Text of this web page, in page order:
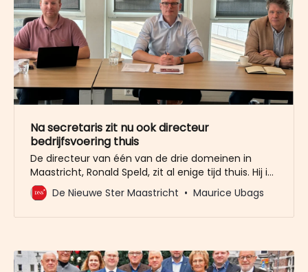
Na secretaris zit nu ook directeur
bedrijfsvoering thuis
De directeur van één van de drie domeinen in
Maastricht, Ronald Speld, zit al enige tijd thuis. Hij is
niet meer actief als hoogste baas van het domein
Bedrijfsvoering en Dienstverlening. Speld is een van
De Nieuwe Ster Maastricht Maurice Ubags